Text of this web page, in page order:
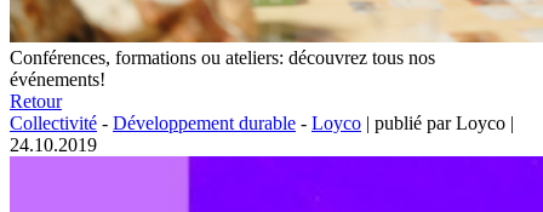
Conférences, formations ou ateliers: découvrez tous nos
événements!
Retour
Collectivité - Développement durable - Loyco | publié par Loyco |
24.10.2019